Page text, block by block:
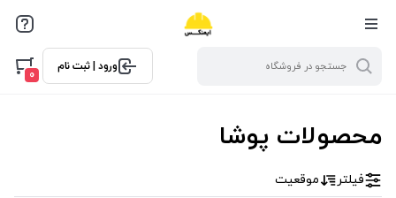
ورود | ثبت نام
0 فیلتر بر اساس قیمت
محصولات پوشا
فیلتر موقعیت